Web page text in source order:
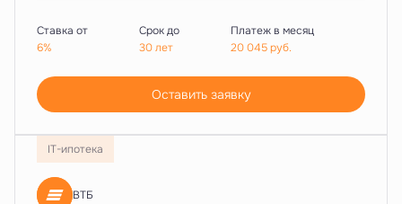
Ставка от
6%
Срок до
30 лет
Платеж в месяц
20 045руб.
Оставить заявку
IT-ипотека
ВТБ